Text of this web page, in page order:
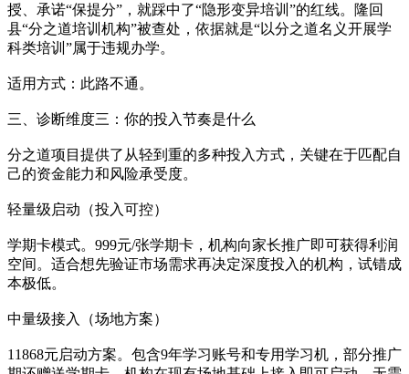
授、承诺“保提分”，就踩中了“隐形变异培训”的红线。隆回
县“分之道培训机构”被查处，依据就是“以分之道名义开展学
科类培训”属于违规办学。
适用方式：此路不通。
三、诊断维度三：你的投入节奏是什么
分之道项目提供了从轻到重的多种投入方式，关键在于匹配自
己的资金能力和风险承受度。
轻量级启动（投入可控）
学期卡模式。999元/张学期卡，机构向家长推广即可获得利润
空间。适合想先验证市场需求再决定深度投入的机构，试错成
本极低。
中量级接入（场地方案）
11868元启动方案。包含9年学习账号和专用学习机，部分推广